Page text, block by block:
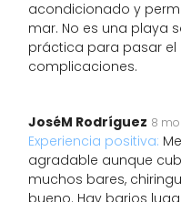
acondicionado y
mar. No es una playa
práctica para pasar el
complicaciones.
JoséM Rodríguez 8
Experiencia positiva:
agradable aunque
muchos bares,
bueno. Hay barios